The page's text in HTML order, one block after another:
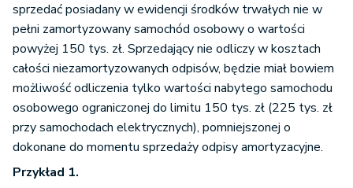
sprzedać posiadany w ewidencji środków trwałych nie w
pełni zamortyzowany samochód osobowy o wartości
powyżej 150 tys. zł. Sprzedający nie odliczy w kosztach
całości niezamortyzowanych odpisów, będzie miał bowiem
możliwość odliczenia tylko wartości nabytego samochodu
osobowego ograniczonej do limitu 150 tys. zł (225 tys. zł
przy samochodach elektrycznych), pomniejszonej o
dokonane do momentu sprzedaży odpisy amortyzacyjne.
Przykład 1.